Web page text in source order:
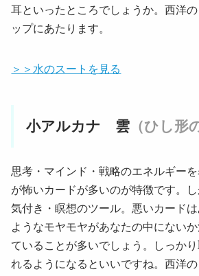
耳といったところでしょうか。西洋
ップにあたります。
＞＞水のスートを見る
小アルカナ 雲（ひし形
思考・マインド・戦略のエネルギー
が怖いカードが多いのが特徴です。
気付き・瞑想のツール。悪いカード
ようなモヤモヤがあなたの中にない
ていることが多いでしょう。しっか
れるようになるといいですね。西洋